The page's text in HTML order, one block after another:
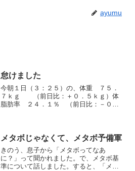
ayumu
怠けました
今朝１日（３：２５）の、体重 ７５．
７ｋｇ （前日比：＋０．５ｋｇ）体
脂肪率 ２４．１％ （前日比：－０．
食してしまいました。間...
メタボじゃなくて、メタボ予備軍
きのう、息子から「メタボってなあ
に？」って聞かれました。で、メタボ基
準について話しました。すると、「メタ